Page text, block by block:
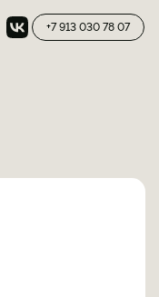
+7 913 030 78 07